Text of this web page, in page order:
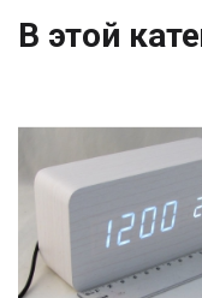
В этой